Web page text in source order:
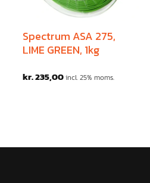
Spectrum ASA 275,
LIME GREEN, 1kg
kr.235,00incl. 25% moms.